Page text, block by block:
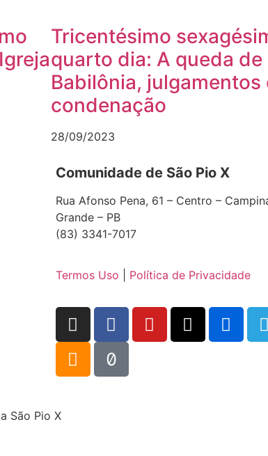
Tricentésimo
quarto dia: A queda de
Babilônia, julgamentos
condenação
28/09/2023
Comunidade de São Pio X
Rua Afonso Pena, 61 – Centro –
Grande – PB
(83) 3341-7017
Termos Uso Política de Privacidade
São Pio X